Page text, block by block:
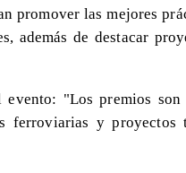
promover las mejores
además de destacar
"Los premios
ferroviarias y